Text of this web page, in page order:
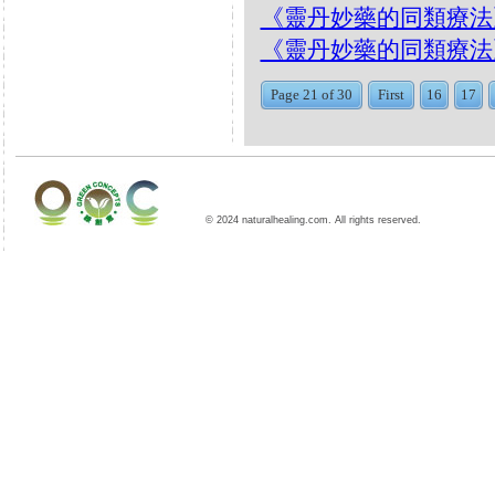
《靈丹妙藥的同類療
《靈丹妙藥的同類療
Page 21 of 30 First 16 17
© 2024 naturalhealing.com. All rights reserved.